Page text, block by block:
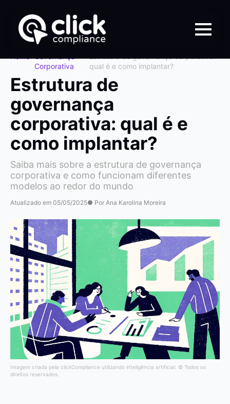
Corporativa
qual é e como implantar?
Estrutura de
governança
corporativa: qual é e
como implantar?
Saiba mais sobre a estrutura de governança
corporativa e como funcionam diferentes
modelos ao redor do mundo
Atualizado em 05/05/2025● Por Ana Karolina Moreira
Imagem criada pela clickCompliance utilizando inteligência artificial. © Todos os
direitos reservados.